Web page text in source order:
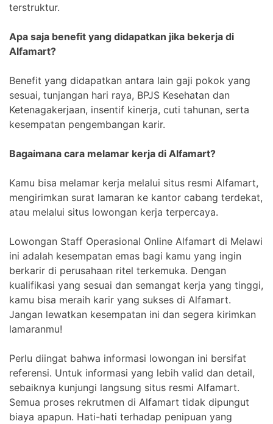
terstruktur.
Apa saja benefit yang didapatkan jika bekerja di
Alfamart?
Benefit yang didapatkan antara lain gaji pokok yang
sesuai, tunjangan hari raya, BPJS Kesehatan dan
Ketenagakerjaan, insentif kinerja, cuti tahunan, serta
kesempatan pengembangan karir.
Bagaimana cara melamar kerja di Alfamart?
Kamu bisa melamar kerja melalui situs resmi Alfamart,
mengirimkan surat lamaran ke kantor cabang terdekat,
atau melalui situs lowongan kerja terpercaya.
Lowongan Staff Operasional Online Alfamart di Melawi
ini adalah kesempatan emas bagi kamu yang ingin
berkarir di perusahaan ritel terkemuka. Dengan
kualifikasi yang sesuai dan semangat kerja yang tinggi,
kamu bisa meraih karir yang sukses di Alfamart.
Jangan lewatkan kesempatan ini dan segera kirimkan
lamaranmu!
Perlu diingat bahwa informasi lowongan ini bersifat
referensi. Untuk informasi yang lebih valid dan detail,
sebaiknya kunjungi langsung situs resmi Alfamart.
Semua proses rekrutmen di Alfamart tidak dipungut
biaya apapun. Hati-hati terhadap penipuan yang